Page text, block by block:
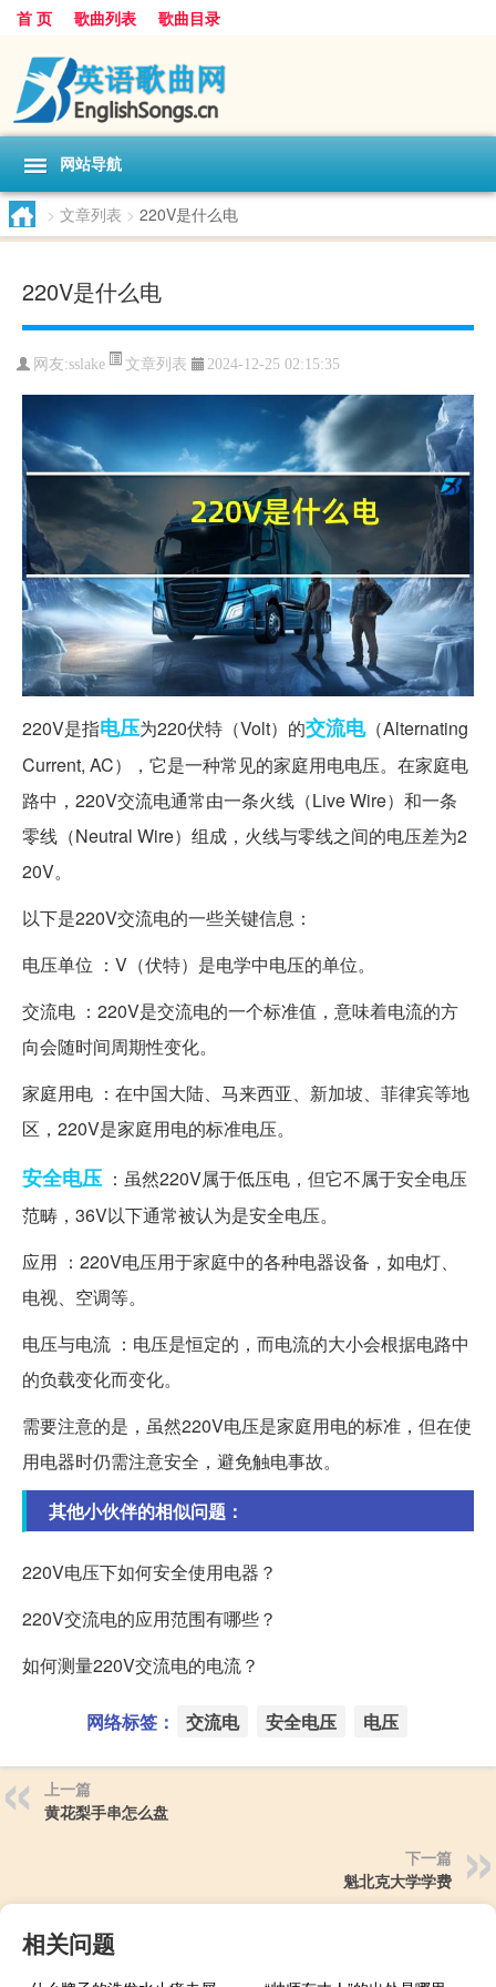
首 页 歌曲列表 歌曲目录
网站导航
> 文章列表 > 220V是什么电
220V是什么电
网友:sslake 文章列表 2024-12-25 02:15:35
220V是指电压为220伏特（Volt）的交流电（Alternating
Current, AC），它是一种常见的家庭用电电压。在家庭电
路中，220V交流电通常由一条火线（Live Wire）和一条
零线（Neutral Wire）组成，火线与零线之间的电压差为2
20V。
以下是220V交流电的一些关键信息：
电压单位 ：V（伏特）是电学中电压的单位。
交流电 ：220V是交流电的一个标准值，意味着电流的方
向会随时间周期性变化。
家庭用电 ：在中国大陆、马来西亚、新加坡、菲律宾等地
区，220V是家庭用电的标准电压。
安全电压 ：虽然220V属于低压电，但它不属于安全电压
范畴，36V以下通常被认为是安全电压。
应用 ：220V电压用于家庭中的各种电器设备，如电灯、
电视、空调等。
电压与电流 ：电压是恒定的，而电流的大小会根据电路中
的负载变化而变化。
需要注意的是，虽然220V电压是家庭用电的标准，但在使
用电器时仍需注意安全，避免触电事故。
其他小伙伴的相似问题：
220V电压下如何安全使用电器？
220V交流电的应用范围有哪些？
如何测量220V交流电的电流？
网络标签： 交流电 安全电压 电压
上一篇
黄花梨手串怎么盘
下一篇
魁北克大学学费
相关问题